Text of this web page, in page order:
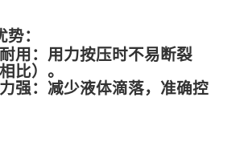
：
用：用力按压时不易断裂
比）。
强：减少液体滴落，准确控